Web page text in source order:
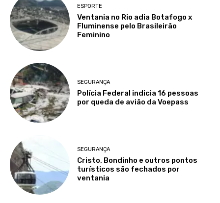
ESPORTE
Ventania no Rio adia Botafogo x
Fluminense pelo Brasileirão
Feminino
SEGURANÇA
Polícia Federal indicia 16 pessoas
por queda de avião da Voepass
SEGURANÇA
Cristo, Bondinho e outros pontos
turísticos são fechados por
ventania